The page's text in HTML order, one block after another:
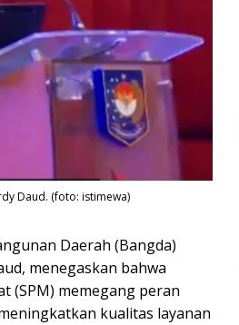
Daud. (foto: istimewa)
Daerah (Bangda)
menegaskan bahwa
(SPM) memegang peran
kualitas layanan